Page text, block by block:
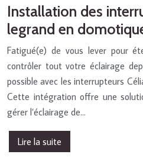
Installation des
legrand en
Fatigué(e) de vous lever pour
contrôler tout votre éclairage
possible avec les interrupteurs
Cette intégration offre une
gérer l’éclairage de…
Lire la suite